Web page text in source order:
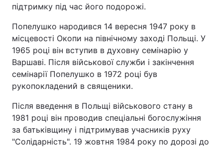
Тема оформлення
підтримку під час його подорожі.
Попелушко народився 14 вересня 1947 року в
місцевості Окопи на північному заході Польщі. У
1965 році він вступив в духовну семінарію у
Варшаві. Після військової служби і закінчення
семінарії Попелушко в 1972 році був
рукопокладений в священики.
Після введення в Польщі військового стану в
1981 році він проводив спеціальні богослужіння
за батьківщину і підтримував учасників руху
"Солідарність". 19 жовтня 1984 року по дорозі до